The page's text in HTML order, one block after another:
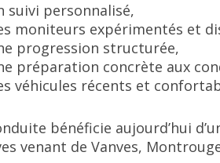
suivi personnalisé,
moniteurs expérimentés et
progression structurée,
préparation concrète aux
véhicules récents et
bénéficie aujourd’hui
venant de Vanves,